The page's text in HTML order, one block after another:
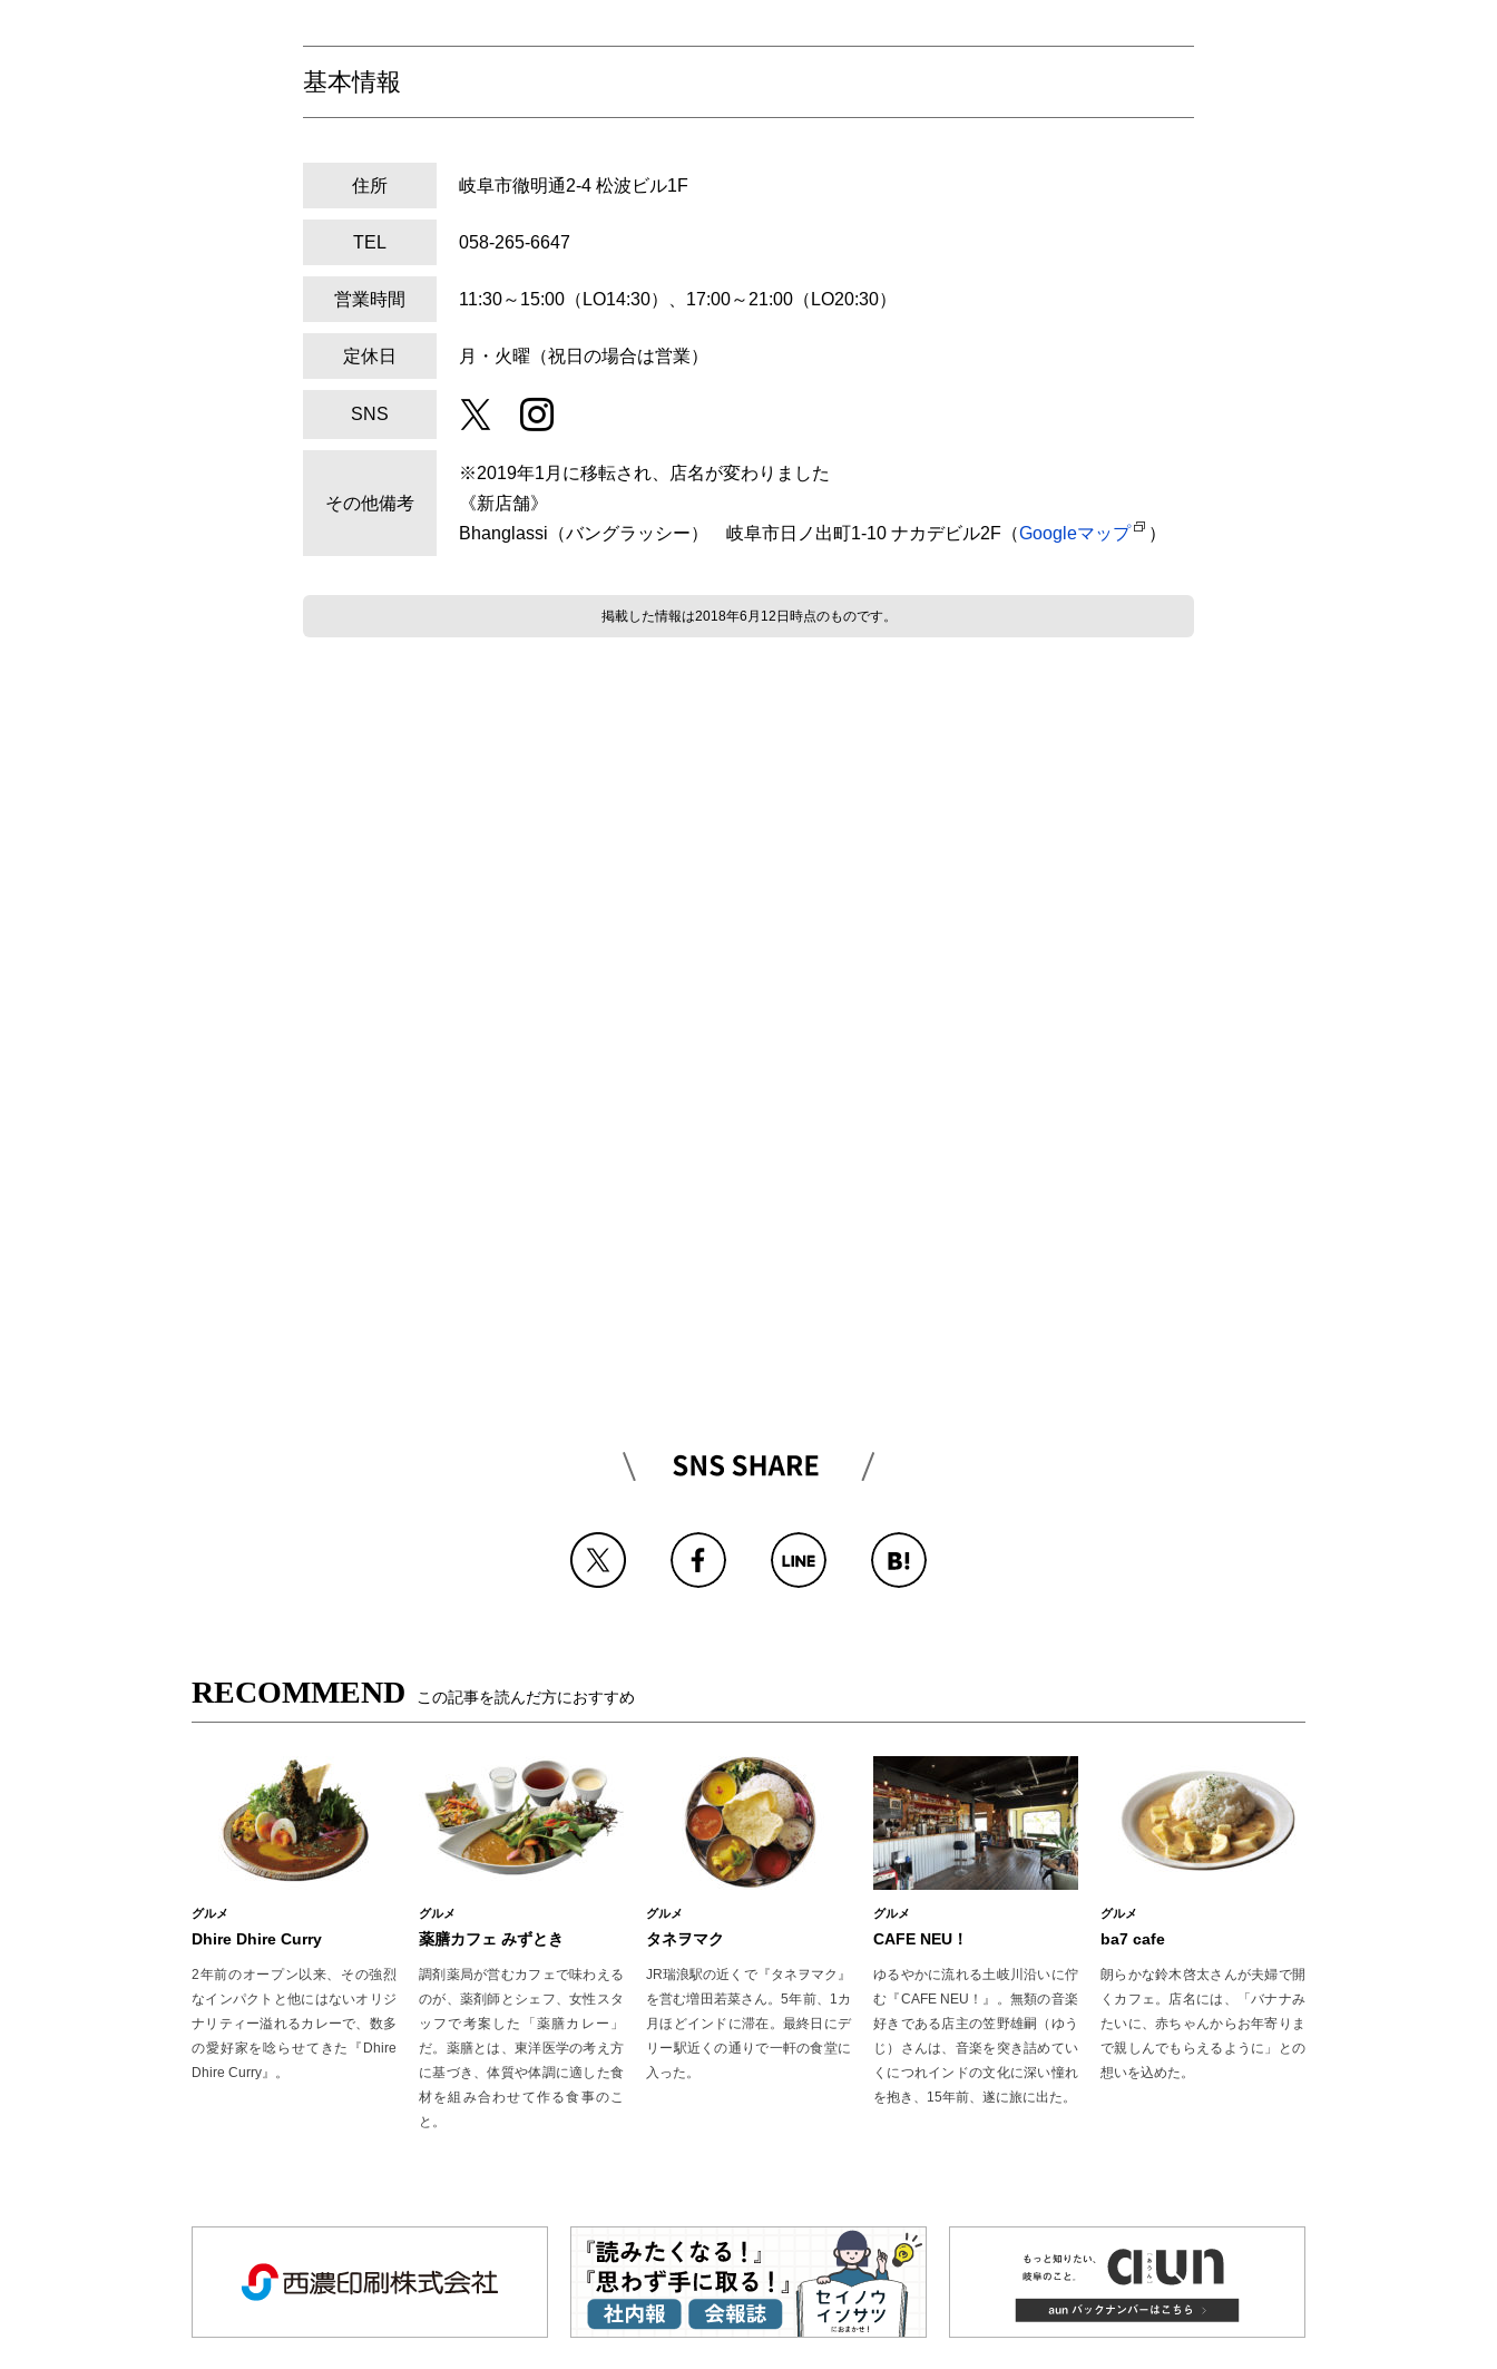
基本情報
住所 岐阜市徹明通2-4 松波ビル1F
TEL 058-265-6647
営業時間 11:30～15:00（LO14:30）、17:00～21:00（LO20:30）
定休日 月・火曜（祝日の場合は営業）
SNS
その他備考
※2019年1月に移転され、店名が変わりました
《新店舗》
Bhanglassi（バングラッシー） 岐阜市日ノ出町1-10 ナカデビル2F（Googleマップ ）
掲載した情報は2018年6月12日時点のものです。
RECOMMEND この記事を読んだ方におすすめ
グルメ
Dhire Dhire Curry
2年前のオープン以来、その強烈
なインパクトと他にはないオリジ
ナリティー溢れるカレーで、数多
の愛好家を唸らせてきた『Dhire
Dhire Curry』。
グルメ
薬膳カフェ みずとき
調剤薬局が営むカフェで味わえる
のが、薬剤師とシェフ、女性スタ
ッフで考案した「薬膳カレー」
だ。薬膳とは、東洋医学の考え方
に基づき、体質や体調に適した食
材を組み合わせて作る食事のこ
と。
グルメ
タネヲマク
JR瑞浪駅の近くで『タネヲマク』
を営む増田若菜さん。5年前、1カ
月ほどインドに滞在。最終日にデ
リー駅近くの通りで一軒の食堂に
入った。
グルメ
CAFE NEU！
ゆるやかに流れる土岐川沿いに佇
む『CAFE NEU！』。無類の音楽
好きである店主の笠野雄嗣（ゆう
じ）さんは、音楽を突き詰めてい
くにつれインドの文化に深い憧れ
を抱き、15年前、遂に旅に出た。
グルメ
ba7 cafe
朗らかな鈴木啓太さんが夫婦で開
くカフェ。店名には、「バナナみ
たいに、赤ちゃんからお年寄りま
で親しんでもらえるように」との
想いを込めた。